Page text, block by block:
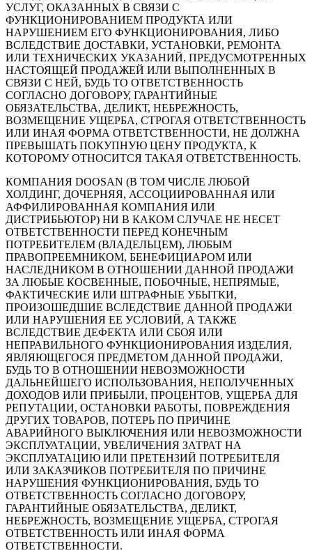
УСЛУГ, ОКАЗАННЫХ В СВЯЗИ С
ФУНКЦИОНИРОВАНИЕМ ПРОДУКТА ИЛИ
НАРУШЕНИЕМ ЕГО ФУНКЦИОНИРОВАНИЯ, ЛИБО
ВСЛЕДСТВИЕ ДОСТАВКИ, УСТАНОВКИ, РЕМОНТА
ИЛИ ТЕХНИЧЕСКИХ УКАЗАНИЙ, ПРЕДУСМОТРЕННЫХ
НАСТОЯЩЕЙ ПРОДАЖЕЙ ИЛИ ВЫПОЛНЕННЫХ В
СВЯЗИ С НЕЙ, БУДЬ ТО ОТВЕТСТВЕННОСТЬ
СОГЛАСНО ДОГОВОРУ, ГАРАНТИЙНЫЕ
ОБЯЗАТЕЛЬСТВА, ДЕЛИКТ, НЕБРЕЖНОСТЬ,
ВОЗМЕЩЕНИЕ УЩЕРБА, СТРОГАЯ ОТВЕТСТВЕННОСТЬ
ИЛИ ИНАЯ ФОРМА ОТВЕТСТВЕННОСТИ, НЕ ДОЛЖНА
ПРЕВЫШАТЬ ПОКУПНУЮ ЦЕНУ ПРОДУКТА, К
КОТОРОМУ ОТНОСИТСЯ ТАКАЯ ОТВЕТСТВЕННОСТЬ.
КОМПАНИЯ DOOSAN (В ТОМ ЧИСЛЕ ЛЮБОЙ
ХОЛДИНГ, ДОЧЕРНЯЯ, АССОЦИИРОВАННАЯ ИЛИ
АФФИЛИРОВАННАЯ КОМПАНИЯ ИЛИ
ДИСТРИБЬЮТОР) НИ В КАКОМ СЛУЧАЕ НЕ НЕСЕТ
ОТВЕТСТВЕННОСТИ ПЕРЕД КОНЕЧНЫМ
ПОТРЕБИТЕЛЕМ (ВЛАДЕЛЬЦЕМ), ЛЮБЫМ
ПРАВОПРЕЕМНИКОМ, БЕНЕФИЦИАРОМ ИЛИ
НАСЛЕДНИКОМ В ОТНОШЕНИИ ДАННОЙ ПРОДАЖИ
ЗА ЛЮБЫЕ КОСВЕННЫЕ, ПОБОЧНЫЕ, НЕПРЯМЫЕ,
ФАКТИЧЕСКИЕ ИЛИ ШТРАФНЫЕ УБЫТКИ,
ПРОИЗОШЕДШИЕ ВСЛЕДСТВИЕ ДАННОЙ ПРОДАЖИ
ИЛИ НАРУШЕНИЯ ЕЕ УСЛОВИЙ, А ТАКЖЕ
ВСЛЕДСТВИЕ ДЕФЕКТА ИЛИ СБОЯ ИЛИ
НЕПРАВИЛЬНОГО ФУНКЦИОНИРОВАНИЯ ИЗДЕЛИЯ,
ЯВЛЯЮЩЕГОСЯ ПРЕДМЕТОМ ДАННОЙ ПРОДАЖИ,
БУДЬ ТО В ОТНОШЕНИИ НЕВОЗМОЖНОСТИ
ДАЛЬНЕЙШЕГО ИСПОЛЬЗОВАНИЯ, НЕПОЛУЧЕННЫХ
ДОХОДОВ ИЛИ ПРИБЫЛИ, ПРОЦЕНТОВ, УЩЕРБА ДЛЯ
РЕПУТАЦИИ, ОСТАНОВКИ РАБОТЫ, ПОВРЕЖДЕНИЯ
ДРУГИХ ТОВАРОВ, ПОТЕРЬ ПО ПРИЧИНЕ
АВАРИЙНОГО ВЫКЛЮЧЕНИЯ ИЛИ НЕВОЗМОЖНОСТИ
ЭКСПЛУАТАЦИИ, УВЕЛИЧЕНИЯ ЗАТРАТ НА
ЭКСПЛУАТАЦИЮ ИЛИ ПРЕТЕНЗИЙ ПОТРЕБИТЕЛЯ
ИЛИ ЗАКАЗЧИКОВ ПОТРЕБИТЕЛЯ ПО ПРИЧИНЕ
НАРУШЕНИЯ ФУНКЦИОНИРОВАНИЯ, БУДЬ ТО
ОТВЕТСТВЕННОСТЬ СОГЛАСНО ДОГОВОРУ,
ГАРАНТИЙНЫЕ ОБЯЗАТЕЛЬСТВА, ДЕЛИКТ,
НЕБРЕЖНОСТЬ, ВОЗМЕЩЕНИЕ УЩЕРБА, СТРОГАЯ
ОТВЕТСТВЕННОСТЬ ИЛИ ИНАЯ ФОРМА
ОТВЕТСТВЕННОСТИ.